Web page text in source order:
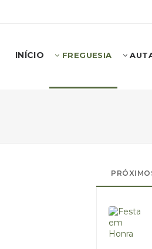
INÍCIO FREGUESIA